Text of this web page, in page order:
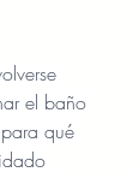
el baño
qué